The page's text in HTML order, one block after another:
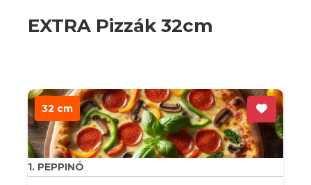
EXTRA Pizzák 32cm
32 cm
1. PEPPINÓ